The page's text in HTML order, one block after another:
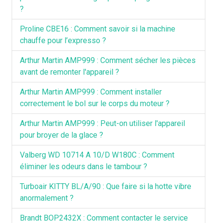
?
Proline CBE16 : Comment savoir si la machine
chauffe pour l’expresso ?
Arthur Martin AMP999 : Comment sécher les pièces
avant de remonter l'appareil ?
Arthur Martin AMP999 : Comment installer
correctement le bol sur le corps du moteur ?
Arthur Martin AMP999 : Peut-on utiliser l'appareil
pour broyer de la glace ?
Valberg WD 10714 A 10/D W180C : Comment
éliminer les odeurs dans le tambour ?
Turboair KITTY BL/A/90 : Que faire si la hotte vibre
anormalement ?
Brandt BOP2432X : Comment contacter le service